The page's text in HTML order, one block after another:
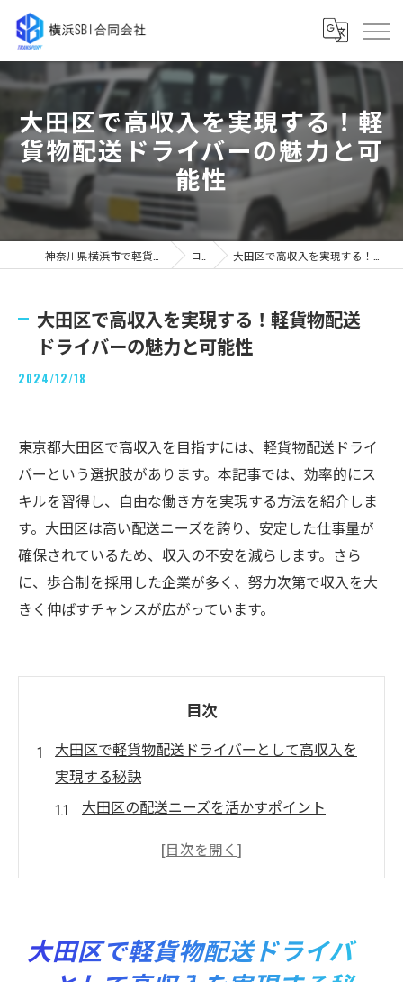
大田区で高収入を実現する！軽
貨物配送ドライバーの魅力と可
能性
コラム 大田区で高収入を実現する！軽貨物配送ドライバーの魅力と可能性
大田区で高収入を実現する！軽貨物配送
ドライバーの魅力と可能性
2024/12/18
東京都大田区で高収入を目指すには、軽貨物配送ドライ
バーという選択肢があります。本記事では、効率的にス
キルを習得し、自由な働き方を実現する方法を紹介しま
す。大田区は高い配送ニーズを誇り、安定した仕事量が
確保されているため、収入の不安を減らします。さら
に、歩合制を採用した企業が多く、努力次第で収入を大
きく伸ばすチャンスが広がっています。
目次
大田区で軽貨物配送ドライバーとして高収入を
実現する秘訣
大田区の配送ニーズを活かすポイント
効率的なルート計画で収入アップ
経験を活かして収入を最大化する方法
大田区で軽貨物配送ドライバ